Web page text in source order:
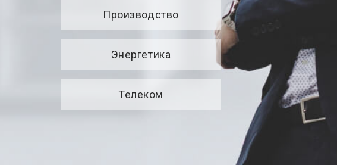
Производство
Энергетика
Телеком